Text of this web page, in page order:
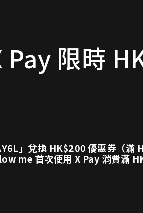
限時
」兌換 HK$200 優惠券（
me 首次使用 X Pay 消費滿